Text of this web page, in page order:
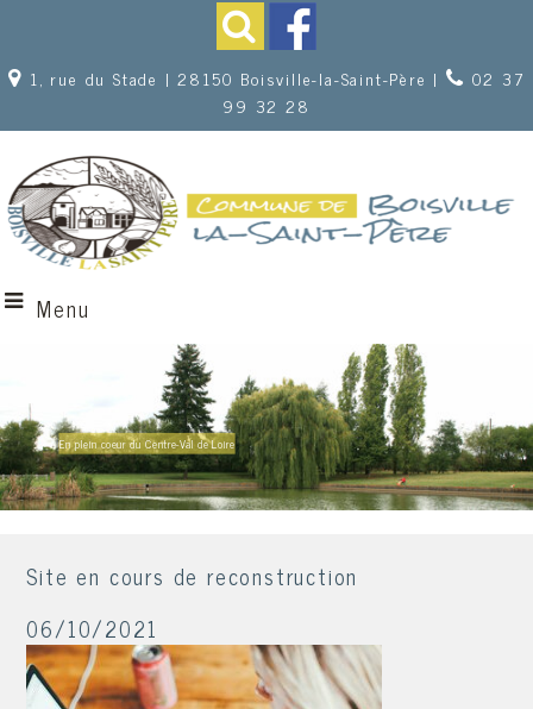
1, rue du Stade | 28150 Boisville-la-Saint-Père |
02 37
99 32 28
Menu
En plein coeur du Centre-Val de Loire
Un terrain multisports
Site en cours de reconstruction
06/10/2021